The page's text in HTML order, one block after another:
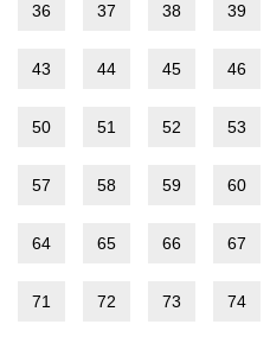
36 37 38 39
43 44 45 46
50 51 52 53
57 58 59 60
64 65 66 67
71 72 73 74